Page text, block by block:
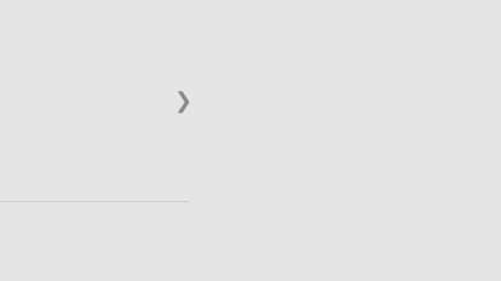
❯